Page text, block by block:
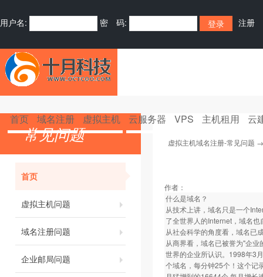
用户名: 密 码: 注册
首页 域名注册 虚拟主机 云服务器 VPS 主机租用 云
常见问题
首页
虚拟主机问题
域名注册问题
企业邮局问题
虚拟主机域名注册-常见问题
作者：
什么是域名？
从技术上讲，域名只是一个
了全世界人的Internet，域名
从社会科学的角度看，域名已
从商界看，域名已被誉为"企
世界的企业所认识。1998年3
个域名，每分钟25个！这个记